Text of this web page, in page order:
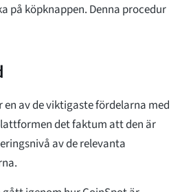
på köpknappen. Denna procedur
en av de viktigaste fördelarna med
det faktum att den är
av de relevanta